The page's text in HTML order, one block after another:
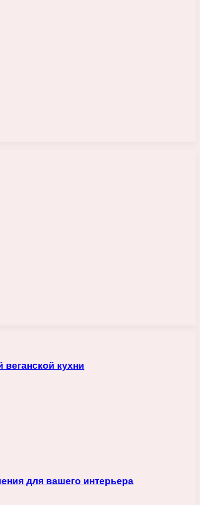
кухни
для вашего интерьера